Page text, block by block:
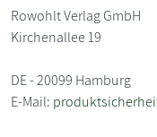
Rowohlt Verlag GmbH
Kirchenallee 19
DE - 20099 Hamburg
E-Mail: